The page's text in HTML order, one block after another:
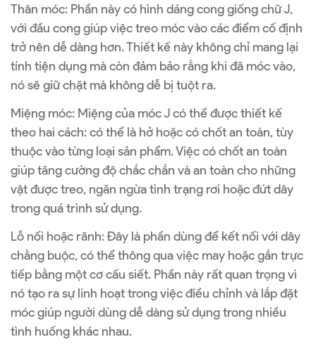
Thân móc: Phần này có hình dáng cong giống chữ J,
với đầu cong giúp việc treo móc vào các điểm cố định
trở nên dễ dàng hơn. Thiết kế này không chỉ mang lại
tính tiện dụng mà còn đảm bảo rằng khi đã móc vào,
nó sẽ giữ chặt mà không dễ bị tuột ra.
Miệng móc: Miệng của móc J có thể được thiết kế
theo hai cách: có thể là hở hoặc có chốt an toàn, tùy
thuộc vào từng loại sản phẩm. Việc có chốt an toàn
giúp tăng cường độ chắc chắn và an toàn cho những
vật được treo, ngăn ngừa tình trạng rơi hoặc đứt dây
trong quá trình sử dụng.
Lỗ nối hoặc rãnh: Đây là phần dùng để kết nối với dây
chằng buộc, có thể thông qua việc may hoặc gắn trực
tiếp bằng một cơ cấu siết. Phần này rất quan trọng vì
nó tạo ra sự linh hoạt trong việc điều chỉnh và lắp đặt
móc giúp người dùng dễ dàng sử dụng trong nhiều
tình huống khác nhau.